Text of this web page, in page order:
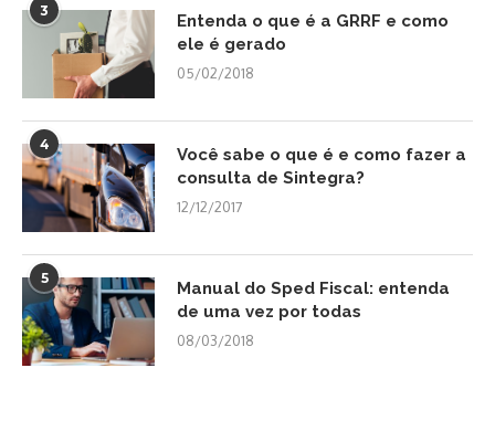
3
Entenda o que é a GRRF e como
ele é gerado
05/02/2018
4
Você sabe o que é e como fazer a
consulta de Sintegra?
12/12/2017
5
Manual do Sped Fiscal: entenda
de uma vez por todas
08/03/2018